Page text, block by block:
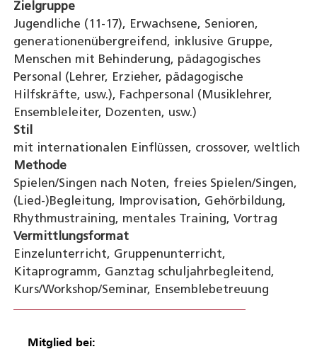
Zielgruppe
Jugendliche (11-17), Erwachsene, Senioren,
generationenübergreifend, inklusive Gruppe,
Menschen mit Behinderung, pädagogisches
Personal (Lehrer, Erzieher, pädagogische
Hilfskräfte, usw.), Fachpersonal (Musiklehrer,
Ensembleleiter, Dozenten, usw.)
Stil
mit internationalen Einflüssen, crossover, weltlich
Methode
Spielen/Singen nach Noten, freies Spielen/Singen,
(Lied-)Begleitung, Improvisation, Gehörbildung,
Rhythmustraining, mentales Training, Vortrag
Vermittlungsformat
Einzelunterricht, Gruppenunterricht,
Kitaprogramm, Ganztag schuljahrbegleitend,
Kurs/Workshop/Seminar, Ensemblebetreuung
Mitglied bei: